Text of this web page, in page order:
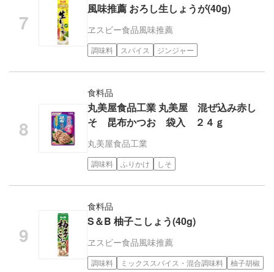
風味推薦 おろし生しょうが(40g)
ヱスビー食品風味推薦
調味料 スパイス ジンジャー
食料品
丸美屋食品工業 丸美屋 混ぜ込み赤し
そ 昆布かつお 袋入 ２４ｇ
丸美屋食品工業
調味料 ふりかけ しそ
食料品
S＆B 柚子こしょう(40g)
ヱスビー食品風味推薦
調味料 ミックススパイス・混合調味料 柚子胡椒